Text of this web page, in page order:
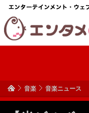
音楽 音楽ニュース